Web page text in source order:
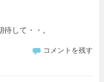
して・・。
コメントを残す